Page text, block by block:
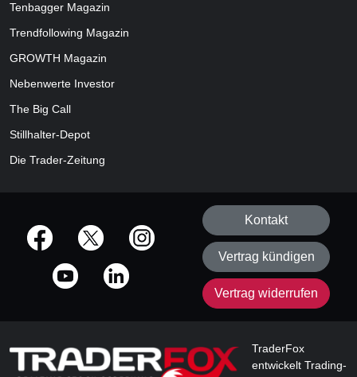
Tenbagger Magazin
Trendfollowing Magazin
GROWTH Magazin
Nebenwerte Investor
The Big Call
Stillhalter-Depot
Die Trader-Zeitung
offizielle Social Media-Accounts
Kontakt
Vertrag kündigen
Vertrag widerrufen
TraderFox
entwickelt Trading-